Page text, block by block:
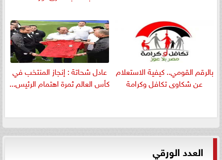
بالرقم القومي.. كيفية الاستعلام
عن شكاوى تكافل وكرامة
عادل شحاتة : إنجاز المنتخب في
كأس العالم ثمرة اهتمام الرئيس...
العدد الورقي